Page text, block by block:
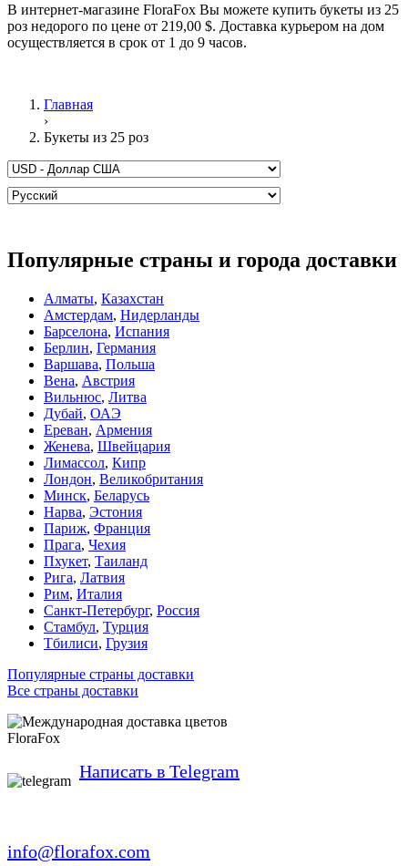
В интернет-магазине FloraFox Вы можете купить букеты из 25
роз недорого по цене от 219,00 $. Доставка курьером на дом
осуществляется в срок от 1 до 9 часов.
Главная
›
Букеты из 25 роз
Популярные страны и города доставки
Алматы, Казахстан
Амстердам, Нидерланды
Барселона, Испания
Берлин, Германия
Варшава, Польша
Вена, Австрия
Вильнюс, Литва
Дубай, ОАЭ
Ереван, Армения
Женева, Швейцария
Лимассол, Кипр
Лондон, Великобритания
Минск, Беларусь
Нарва, Эстония
Париж, Франция
Прага, Чехия
Пхукет, Таиланд
Рига, Латвия
Рим, Италия
Санкт-Петербург, Россия
Стамбул, Турция
Тбилиси, Грузия
Популярные страны доставки
Все страны доставки
FloraFox
Написать в Telegram
info@florafox.com